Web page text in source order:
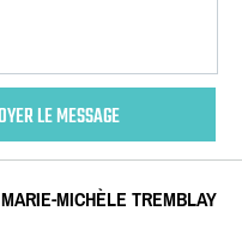
MARIE-MICHÈLE TREMBLAY